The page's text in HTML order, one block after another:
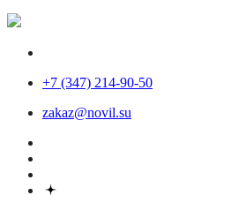
+7 (347) 214-90-50
zakaz@novil.su